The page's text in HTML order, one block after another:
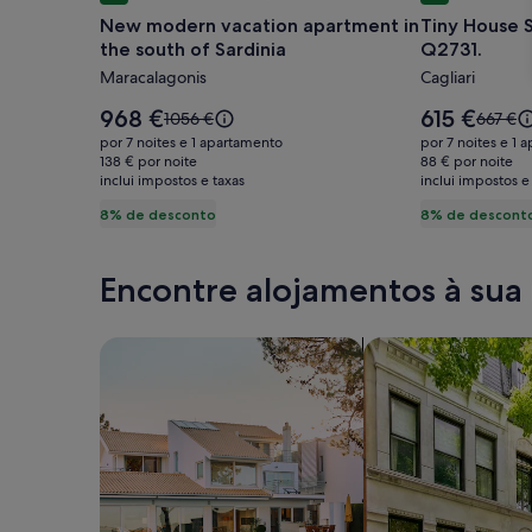
imagens
de
New
modern
vacation
apartment
in
the
of
Sardinia
New modern vacation apartment in
the south of Sardinia
Maracalagonis
8% de desconto
O
preço
é
968 €
968 €O
preço
era
1056 €,
mais
a
1056 €
por 7 noites e 1 apartamento
138 € por noite
inclui impostos e taxas
imagens
de
Tiny
House
Salvator
Rosa
I.U.N.
Q2731.
Tiny House
Q2731.
Cagliari
8% de
O
preço
é
615 €
615 €O
preço
era
667 €,
mais
a
667 €
por 7 noites e 1
88 € por noite
inclui impostos e
Encontre alojamentos à
Pesquisar